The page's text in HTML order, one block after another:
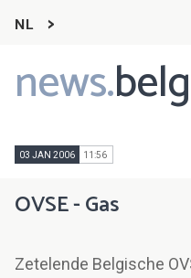
NL
news.
Main
navigation
03 JAN 2006 11:56
OVSE - Gas
Zetelende Belgische